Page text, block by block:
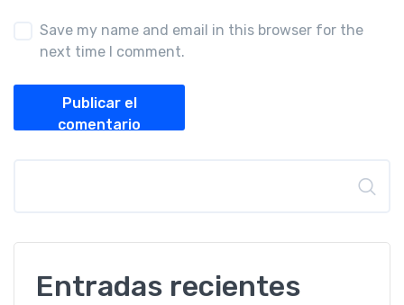
Save my name and email in this browser for the
next time I comment.
Publicar el
comentario
Entradas recientes